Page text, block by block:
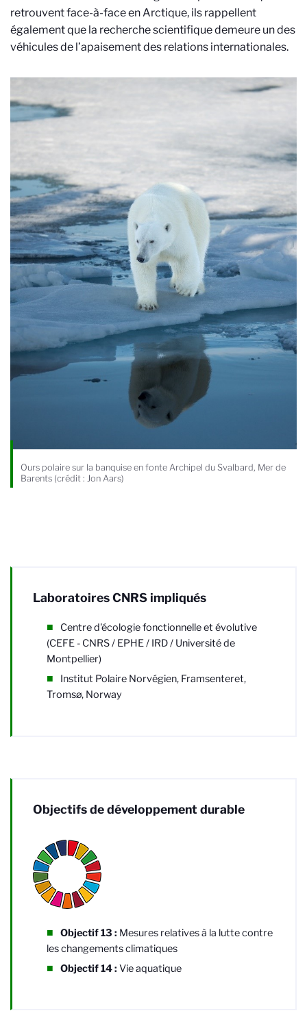
retrouvent face-à-face en Arctique, ils rappellent
également que la recherche scientifique demeure un des
véhicules de l’apaisement des relations internationales.
Ours polaire sur la banquise en fonte Archipel du Svalbard, Mer de
Barents (crédit : Jon Aars)
Laboratoires CNRS impliqués
Centre d'écologie fonctionnelle et évolutive
(CEFE - CNRS / EPHE / IRD / Université de
Montpellier)
Institut Polaire Norvégien, Framsenteret,
Tromsø, Norway
Objectifs de développement durable
Objectif 13 : Mesures relatives à la lutte contre
les changements climatiques
Objectif 14 : Vie aquatique